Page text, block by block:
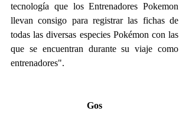
tecnología que los Entrenadores Pokemon
llevan consigo para registrar las fichas de
todas las diversas especies Pokémon con las
que se encuentran durante su viaje como
entrenadores".
Gos